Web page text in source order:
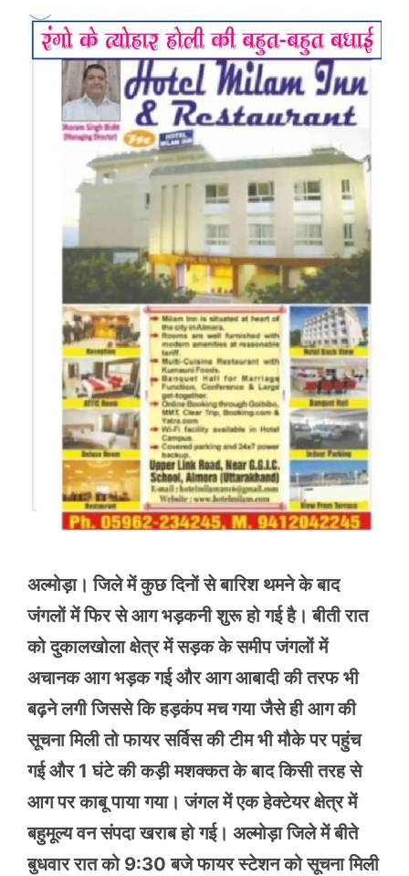
अल्मोड़ा। जिले में कुछ दिनों से बारिश थमने के बाद
जंगलों में फिर से आग भड़कनी शुरू हो गई है। बीती रात
को दुकालखोला क्षेत्र में सड़क के समीप जंगलों में
अचानक आग भड़क गई और आग आबादी की तरफ भी
बढ़ने लगी जिससे कि हड़कंप मच गया जैसे ही आग की
सूचना मिली तो फायर सर्विस की टीम भी मौके पर पहुंच
गई और 1 घंटे की कड़ी मशक्कत के बाद किसी तरह से
आग पर काबू पाया गया। जंगल में एक हेक्टेयर क्षेत्र में
बहुमूल्य वन संपदा खराब हो गई। अल्मोड़ा जिले में बीते
बुधवार रात को 9:30 बजे फायर स्टेशन को सूचना मिली